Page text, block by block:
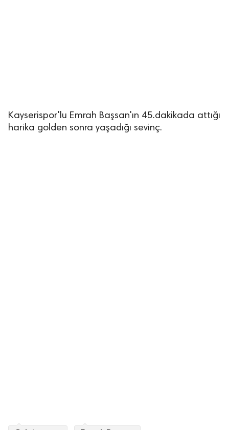
Kayserispor'lu Emrah Başsan'ın 45.dakikada attığı
harika golden sonra yaşadığı sevinç.